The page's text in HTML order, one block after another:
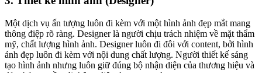
Một dịch vụ ấn tượng luôn đi kèm với một hình ảnh đẹp mắt mang
thông điệp rõ ràng. Designer là người chịu trách nhiệm về mặt thẩm
mỹ, chất lượng hình ảnh. Designer luôn đi đôi với content, bởi hình
ảnh đẹp luôn đi kèm với nội dung chất lượng. Người thiết kế sáng
tạo hình ảnh nhưng luôn giữ đúng bộ nhận diện của thương hiệu và